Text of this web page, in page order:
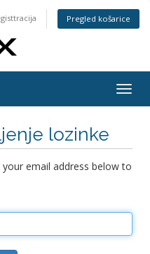
Pregled košarice
lozinke
email address below to